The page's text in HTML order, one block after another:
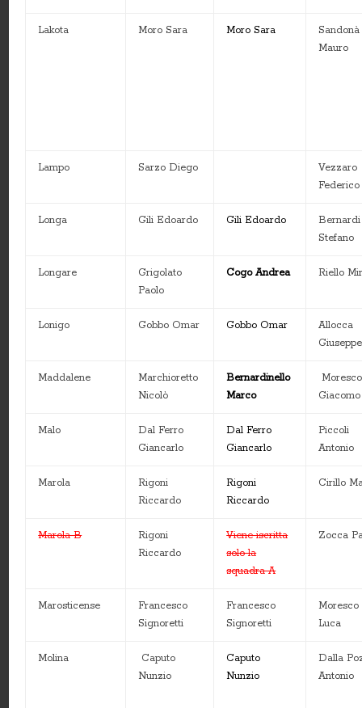
Lakota Moro Sara Moro Sara
Sandonà
Mauro
Lampo Sarzo Diego
Vezzaro
Federico
Longa Gili Edoardo Gili Edoardo
Bernardi
Stefano
Longare
Grigolato
Paolo
Cogo Andrea Riello
Lonigo Gobbo Omar Gobbo Omar
Allocca
Giuseppe
Maddalene
Marchioretto
Nicolò
Bernardinello
Marco
Moresco
Giacomo
Malo
Dal Ferro
Giancarlo
Dal Ferro
Giancarlo
Piccoli
Antonio
Marola
Rigoni
Riccardo
Rigoni
Riccardo
Cirillo
Marola B
Rigoni
Riccardo
Viene iscritta
solo la
squadra A
Zocca
Marosticense
Francesco
Signoretti
Francesco
Signoretti
Moresco
Luca
Molina
Caputo
Nunzio
Caputo
Nunzio
Dalla
Antonio